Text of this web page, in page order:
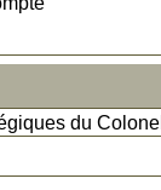
du Colonel